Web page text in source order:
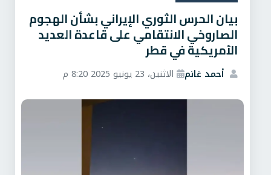
بيان الحرس الثوري الإيراني بشأن الهجوم
الصاروخي الانتقامي على قاعدة العديد
الأمريكية في قطر
أحمد غانم الاثنين، 23 يونيو 2025 8:20 م